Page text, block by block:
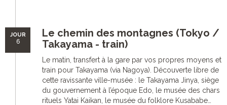
JOUR
6
Le chemin des montagnes (Tokyo /
Takayama - train)
Le matin, transfert à la gare par vos propres moyens et
train pour Takayama (via Nagoya). Découverte libre de
cette ravissante ville-musée : le Takayama Jinya, siège
du gouvernement à l’époque Edo, le musée des chars
rituels Yatai Kaikan, le musée du folklore Kusababe…